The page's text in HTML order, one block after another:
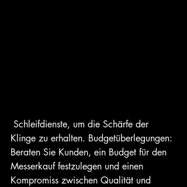
Klinge zu erhalten. Budgetüberlegungen:
Beraten Sie Kunden, ein Budget für den
Messerkauf festzulegen und einen
Kompromiss zwischen Qualität und